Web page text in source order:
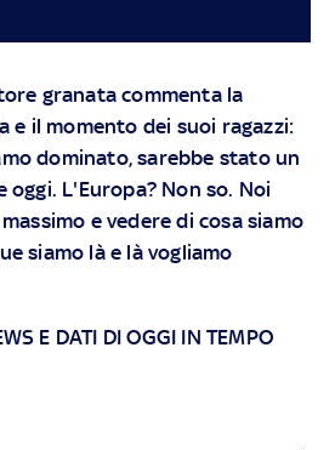
granata commenta la
e il momento dei suoi ragazzi:
dominato, sarebbe stato un
oggi. L'Europa? Non so. Noi
e vedere di cosa siamo
siamo là e là vogliamo
E DATI DI OGGI IN TEMPO